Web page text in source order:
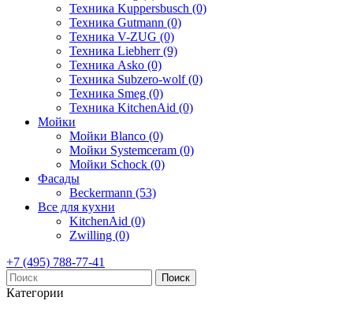
Техника Kuppersbusch (0)
Техника Gutmann (0)
Техника V-ZUG (0)
Техника Liebherr (9)
Техника Asko (0)
Техника Subzero-wolf (0)
Техника Smeg (0)
Техника KitchenAid (0)
Мойки
Мойки Blanco (0)
Мойки Systemceram (0)
Мойки Schock (0)
Фасады
Beckermann (53)
Все для кухни
KitchenAid (0)
Zwilling (0)
+7 (495) 788-77-41
Поиск
Категории